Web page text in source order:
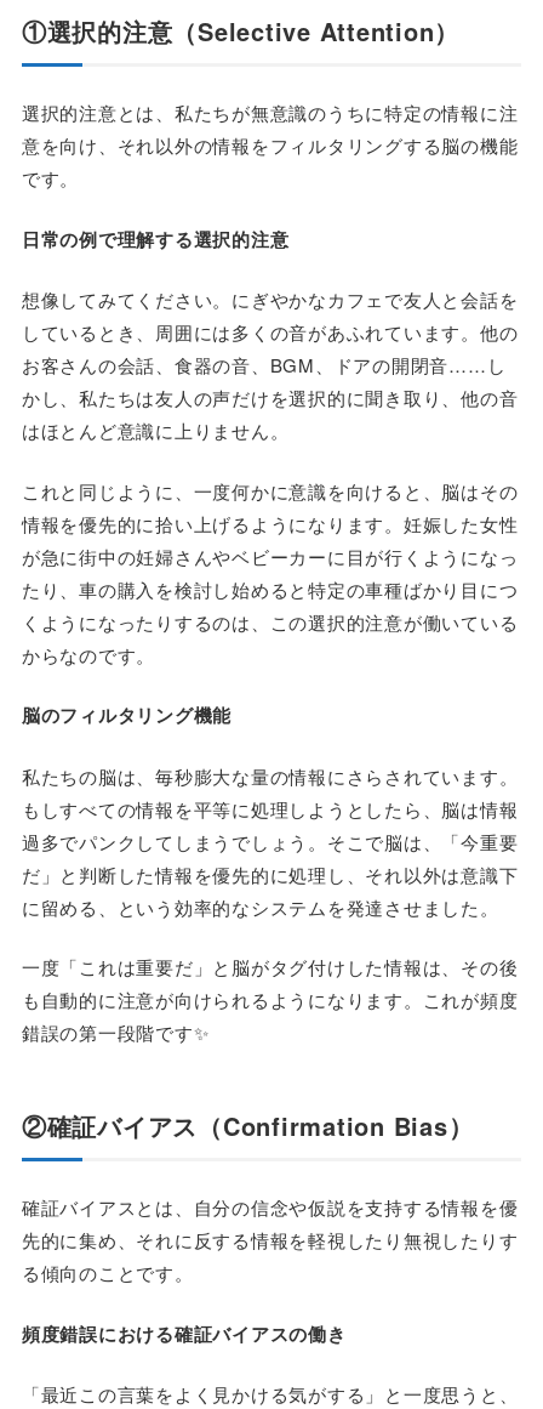
①選択的注意（Selective Attention）
選択的注意とは、私たちが無意識のうちに特定の情報に注
意を向け、それ以外の情報をフィルタリングする脳の機能
です。
日常の例で理解する選択的注意
想像してみてください。にぎやかなカフェで友人と会話を
しているとき、周囲には多くの音があふれています。他の
お客さんの会話、食器の音、BGM、ドアの開閉音……し
かし、私たちは友人の声だけを選択的に聞き取り、他の音
はほとんど意識に上りません。
これと同じように、一度何かに意識を向けると、脳はその
情報を優先的に拾い上げるようになります。妊娠した女性
が急に街中の妊婦さんやベビーカーに目が行くようになっ
たり、車の購入を検討し始めると特定の車種ばかり目につ
くようになったりするのは、この選択的注意が働いている
からなのです。
脳のフィルタリング機能
私たちの脳は、毎秒膨大な量の情報にさらされています。
もしすべての情報を平等に処理しようとしたら、脳は情報
過多でパンクしてしまうでしょう。そこで脳は、「今重要
だ」と判断した情報を優先的に処理し、それ以外は意識下
に留める、という効率的なシステムを発達させました。
一度「これは重要だ」と脳がタグ付けした情報は、その後
も自動的に注意が向けられるようになります。これが頻度
錯誤の第一段階です✨
②確証バイアス（Confirmation Bias）
確証バイアスとは、自分の信念や仮説を支持する情報を優
先的に集め、それに反する情報を軽視したり無視したりす
る傾向のことです。
頻度錯誤における確証バイアスの働き
「最近この言葉をよく見かける気がする」と一度思うと、